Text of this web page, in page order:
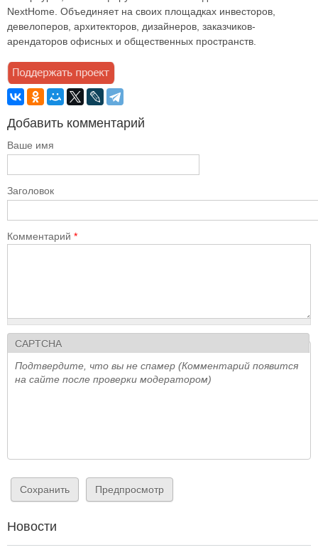
NextHome. Объединяет на своих площадках инвесторов,
девелоперов, архитекторов, дизайнеров, заказчиков-
арендаторов офисных и общественных пространств.
Добавить комментарий
Ваше имя
Заголовок
Комментарий *
CAPTCHA
Подтвердите, что вы не спамер (Комментарий появится
на сайте после проверки модератором)
Новости